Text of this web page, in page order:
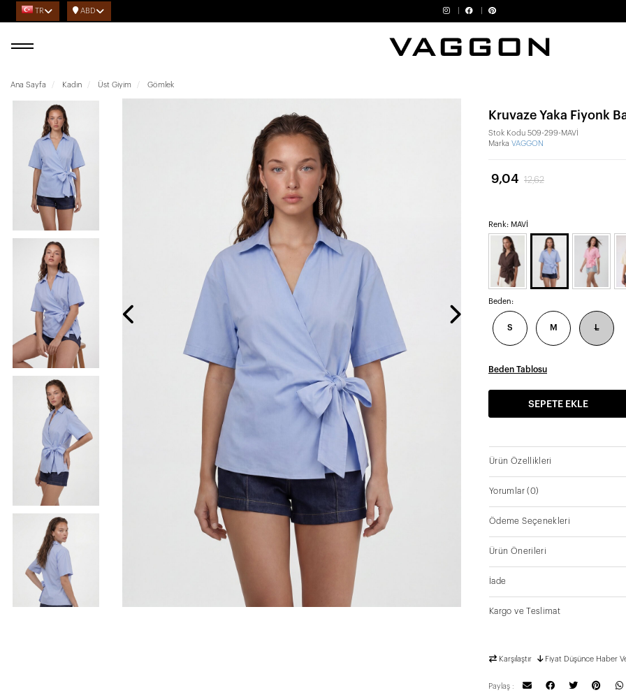
TR ABD
Ana Sayfa Kadın Üst Giyim Gömlek
Kruvaze Yaka Fiyonk
Stok Kodu 509-299-MAVİ
Marka VAGGON
9,04 12,62
Renk: MAVİ
Beden:
S M L
Beden Tablosu
SEPETE EKLE
Ürün Özellikleri
Yorumlar(0)
Ödeme Seçenekleri
Ürün Önerileri
İade
Kargo ve Teslimat
Karşılaştır Fiyat Düşünce Haber
Paylaş :